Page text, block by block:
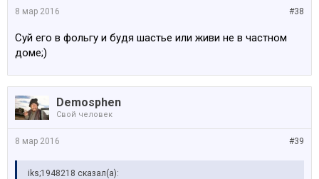
#38
8 мар 2016
Суй его в фольгу и будя шастье или живи не в частном
доме;)
Demosphen
Свой человек
#39
8 мар 2016
iks;1948218 сказал(а):